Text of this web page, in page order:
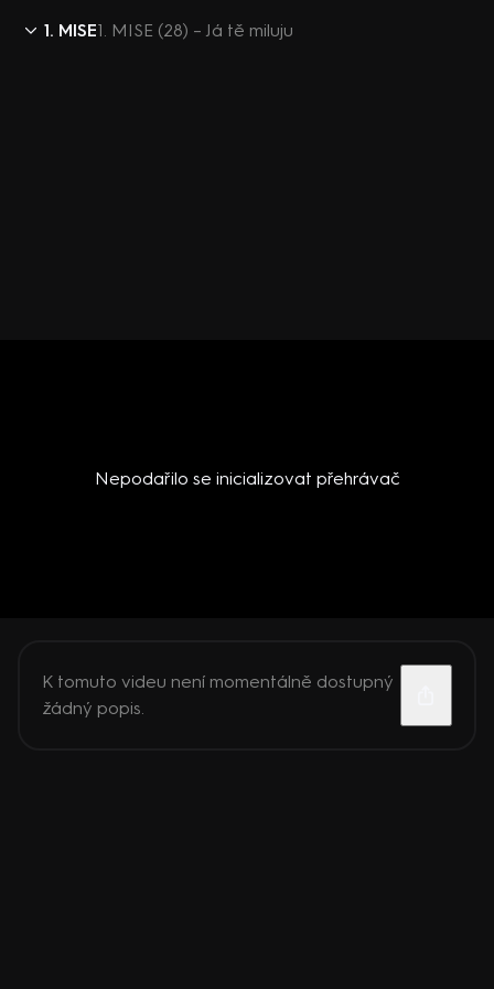
1. MISE1. MISE (28) – Já tě miluju
Nepodařilo se inicializovat přehrávač
K tomuto videu není momentálně dostupný
žádný popis.